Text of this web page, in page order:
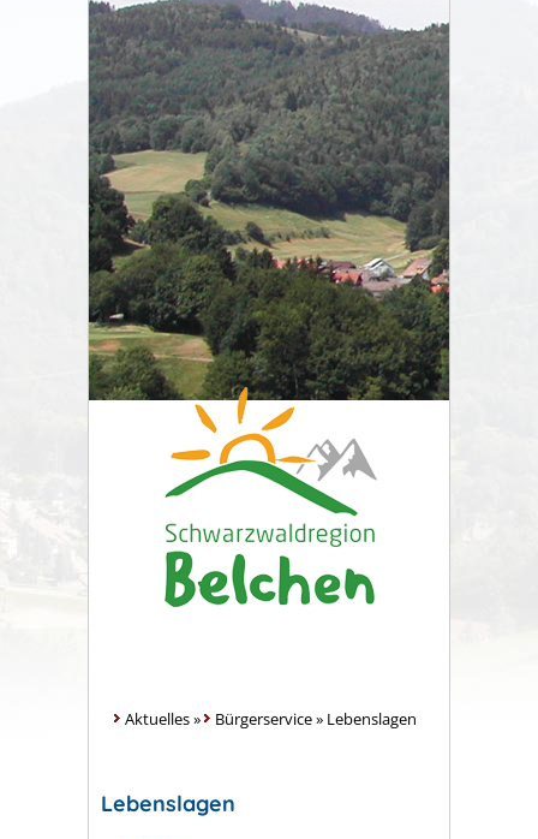
Aktuelles» Bürgerservice» Lebenslagen
Lebenslagen